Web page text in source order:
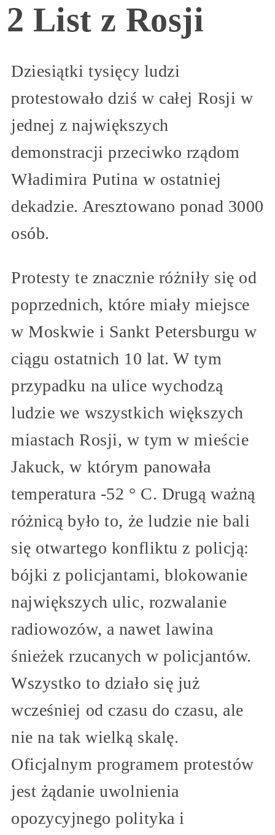
2 List z Rosji
Dziesiątki tysięcy ludzi
protestowało dziś w całej Rosji w
jednej z największych
demonstracji przeciwko rządom
Władimira Putina w ostatniej
dekadzie. Aresztowano ponad 3000
osób.
Protesty te znacznie różniły się od
poprzednich, które miały miejsce
w Moskwie i Sankt Petersburgu w
ciągu ostatnich 10 lat. W tym
przypadku na ulice wychodzą
ludzie we wszystkich większych
miastach Rosji, w tym w mieście
Jakuck, w którym panowała
temperatura -52 ° C. Drugą ważną
różnicą było to, że ludzie nie bali
się otwartego konfliktu z policją:
bójki z policjantami, blokowanie
największych ulic, rozwalanie
radiowozów, a nawet lawina
śnieżek rzucanych w policjantów.
Wszystko to działo się już
wcześniej od czasu do czasu, ale
nie na tak wielką skalę.
Oficjalnym programem protestów
jest żądanie uwolnienia
opozycyjnego polityka i